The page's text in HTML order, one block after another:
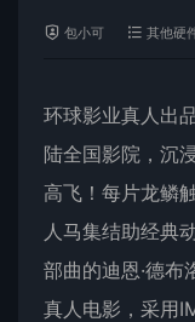
包小可 其他硬
环球影业真人出
陆全国影院，沉
高飞！每片龙鳞
人马集结助经典
部曲的迪恩·德布
真人电影，采用